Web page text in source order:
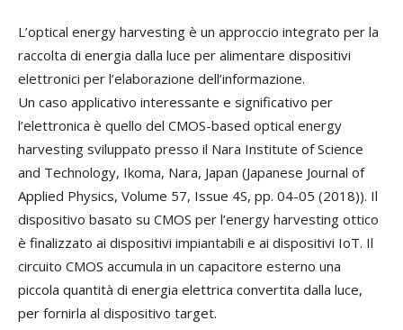
L’optical energy harvesting è un approccio integrato per la
raccolta di energia dalla luce per alimentare dispositivi
elettronici per l’elaborazione dell’informazione.
Un caso applicativo interessante e significativo per
l’elettronica è quello del CMOS-based optical energy
harvesting sviluppato presso il Nara Institute of Science
and Technology, Ikoma, Nara, Japan (Japanese Journal of
Applied Physics, Volume 57, Issue 4S, pp. 04-05 (2018)). Il
dispositivo basato su CMOS per l’energy harvesting ottico
è finalizzato ai dispositivi impiantabili e ai dispositivi IoT. Il
circuito CMOS accumula in un capacitore esterno una
piccola quantità di energia elettrica convertita dalla luce,
per fornirla al dispositivo target.